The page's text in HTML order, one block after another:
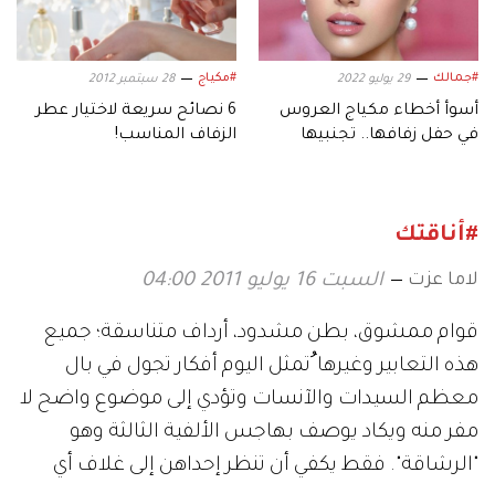
#جمالك 29 يوليو 2022
أسوأ أخطاء مكياج العروس
في حفل زفافها.. تجنبيها
#مكياج 28 سبتمبر 2012
6 نصائح سريعة لاختيار عطر
الزفاف المناسب!
#أناقتك
لاما عزت السبت 16 يوليو 2011 04:00
قوام ممشوق، بطن مشدود، أرداف متناسقة؛ جميع
هذه التعابير وغيرها ُتمثل اليوم أفكار تجول في بال
معظم السيدات والآنسات وتؤدي إلى موضوع واضح لا
مفر منه ويكاد يوصف بهاجس الألفية الثالثة وهو
"الرشاقة". فقط يكفي أن تنظر إحداهن إلى غلاف أي